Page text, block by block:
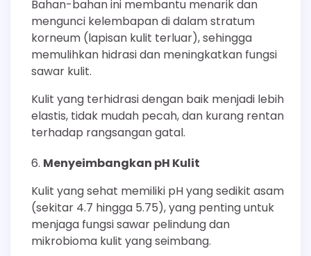
Bahan-bahan ini membantu menarik dan
mengunci kelembapan di dalam stratum
korneum (lapisan kulit terluar), sehingga
memulihkan hidrasi dan meningkatkan fungsi
sawar kulit.
Kulit yang terhidrasi dengan baik menjadi lebih
elastis, tidak mudah pecah, dan kurang rentan
terhadap rangsangan gatal.
Menyeimbangkan pH Kulit
Kulit yang sehat memiliki pH yang sedikit asam
(sekitar 4.7 hingga 5.75), yang penting untuk
menjaga fungsi sawar pelindung dan
mikrobioma kulit yang seimbang.